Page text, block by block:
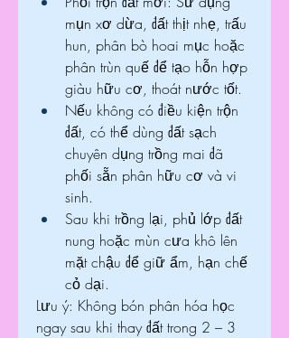
mụn xơ dừa, đất thịt nhẹ, trấu
hun, phân bò hoai mục hoặc
phân trùn quế để tạo hỗn hợp
giàu hữu cơ, thoát nước tốt.
Nếu không có điều kiện trộn
đất, có thể dùng đất sạch
chuyên dụng trồng mai đã
phối sẵn phân hữu cơ và vi
sinh.
Sau khi trồng lại, phủ lớp đất
nung hoặc mùn cưa khô lên
mặt chậu để giữ ẩm, hạn chế
cỏ dại.
Lưu ý: Không bón phân hóa học
ngay sau khi thay đất trong 2 – 3